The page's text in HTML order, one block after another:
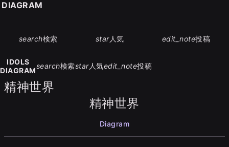
search検索 star人気 edit_note投稿
IDOLS
DIAGRAM
search検索star人気edit_note投稿
精神世界
精神世界
Diagram